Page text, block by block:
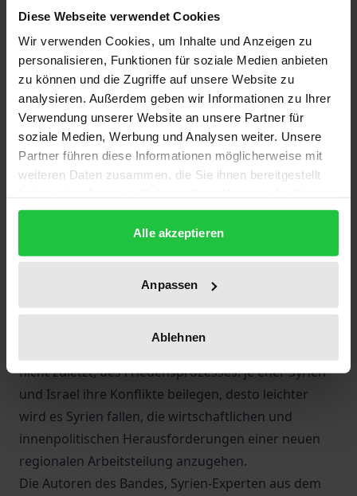
Diese Webseite verwendet Cookies
Wir verwenden Cookies, um Inhalte und Anzeigen zu
personalisieren, Funktionen für soziale Medien anbieten
zu können und die Zugriffe auf unsere Website zu
analysieren. Außerdem geben wir Informationen zu Ihrer
Verwendung unserer Website an unsere Partner für
soziale Medien, Werbung und Analysen weiter. Unsere
Partner führen diese Informationen möglicherweise mit
weiteren Daten zusammen, die Sie ihnen bereitgestellt
gesammelt haben.
Alle akzeptieren
Anpassen
Ablehnen
In einer Zeit, da alle Staaten des Nahen Ostens sich
auf die Herausforderungen beschleunigter
politischer und sozio-ökonomischer Veränderungen
vorbereiten müssen, ist auch Syrien unter starken
Anpassungsdruck geraten. Nicht nur wirtschaftliche
Reformen sind notwendig. Wenn Syrien seinen Platz
in einer zunehmend globalisierten Region
verteidigen will, werden Politik und Gesellschaft sich
müssen als bisher. Dazu gehören die Rolle der
Privatwirtschaft und die Führungsqualitäten lokaler
Manager, das Erziehungs- und Ausbildungssystem,
demographische Entwicklungen und ihre
Bedeutung für den Arbeitsmarkt, aber auch Fragen
nicht zuletzt, des Friedensprozesses: je eher Syrien
und Israel ihre Konflikte beilegen, desto leichter
wird es Syrien fallen, die wirtschaftlichen und
innenpolitischen Herausforderungen einer neuen
regionalen Arbeitsteilung anzugehen.
Die Autoren des Bandes, Syrien-Experten aus dem